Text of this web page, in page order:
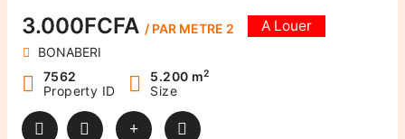
3.000FCFA / PAR METRE 2 A Louer
BONABERI
7562
Property ID
5.200 m2
Size